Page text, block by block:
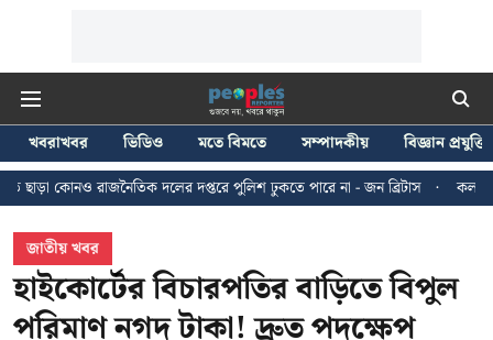
খবরাখবর ভিডিও মতে বিমতে সম্পাদকীয়
বিজ্ঞান প্রযুক্তি
দলের দপ্তরে পুলিশ ঢুকতে পারে না - জন ব্রিটাস
কলকাতায় ২৪ জুলাইয়ের
জাতীয় খবর
হাইকোর্টের বিচারপতির বাড়িতে বিপুল
পরিমাণ নগদ টাকা! দ্রুত পদক্ষেপ